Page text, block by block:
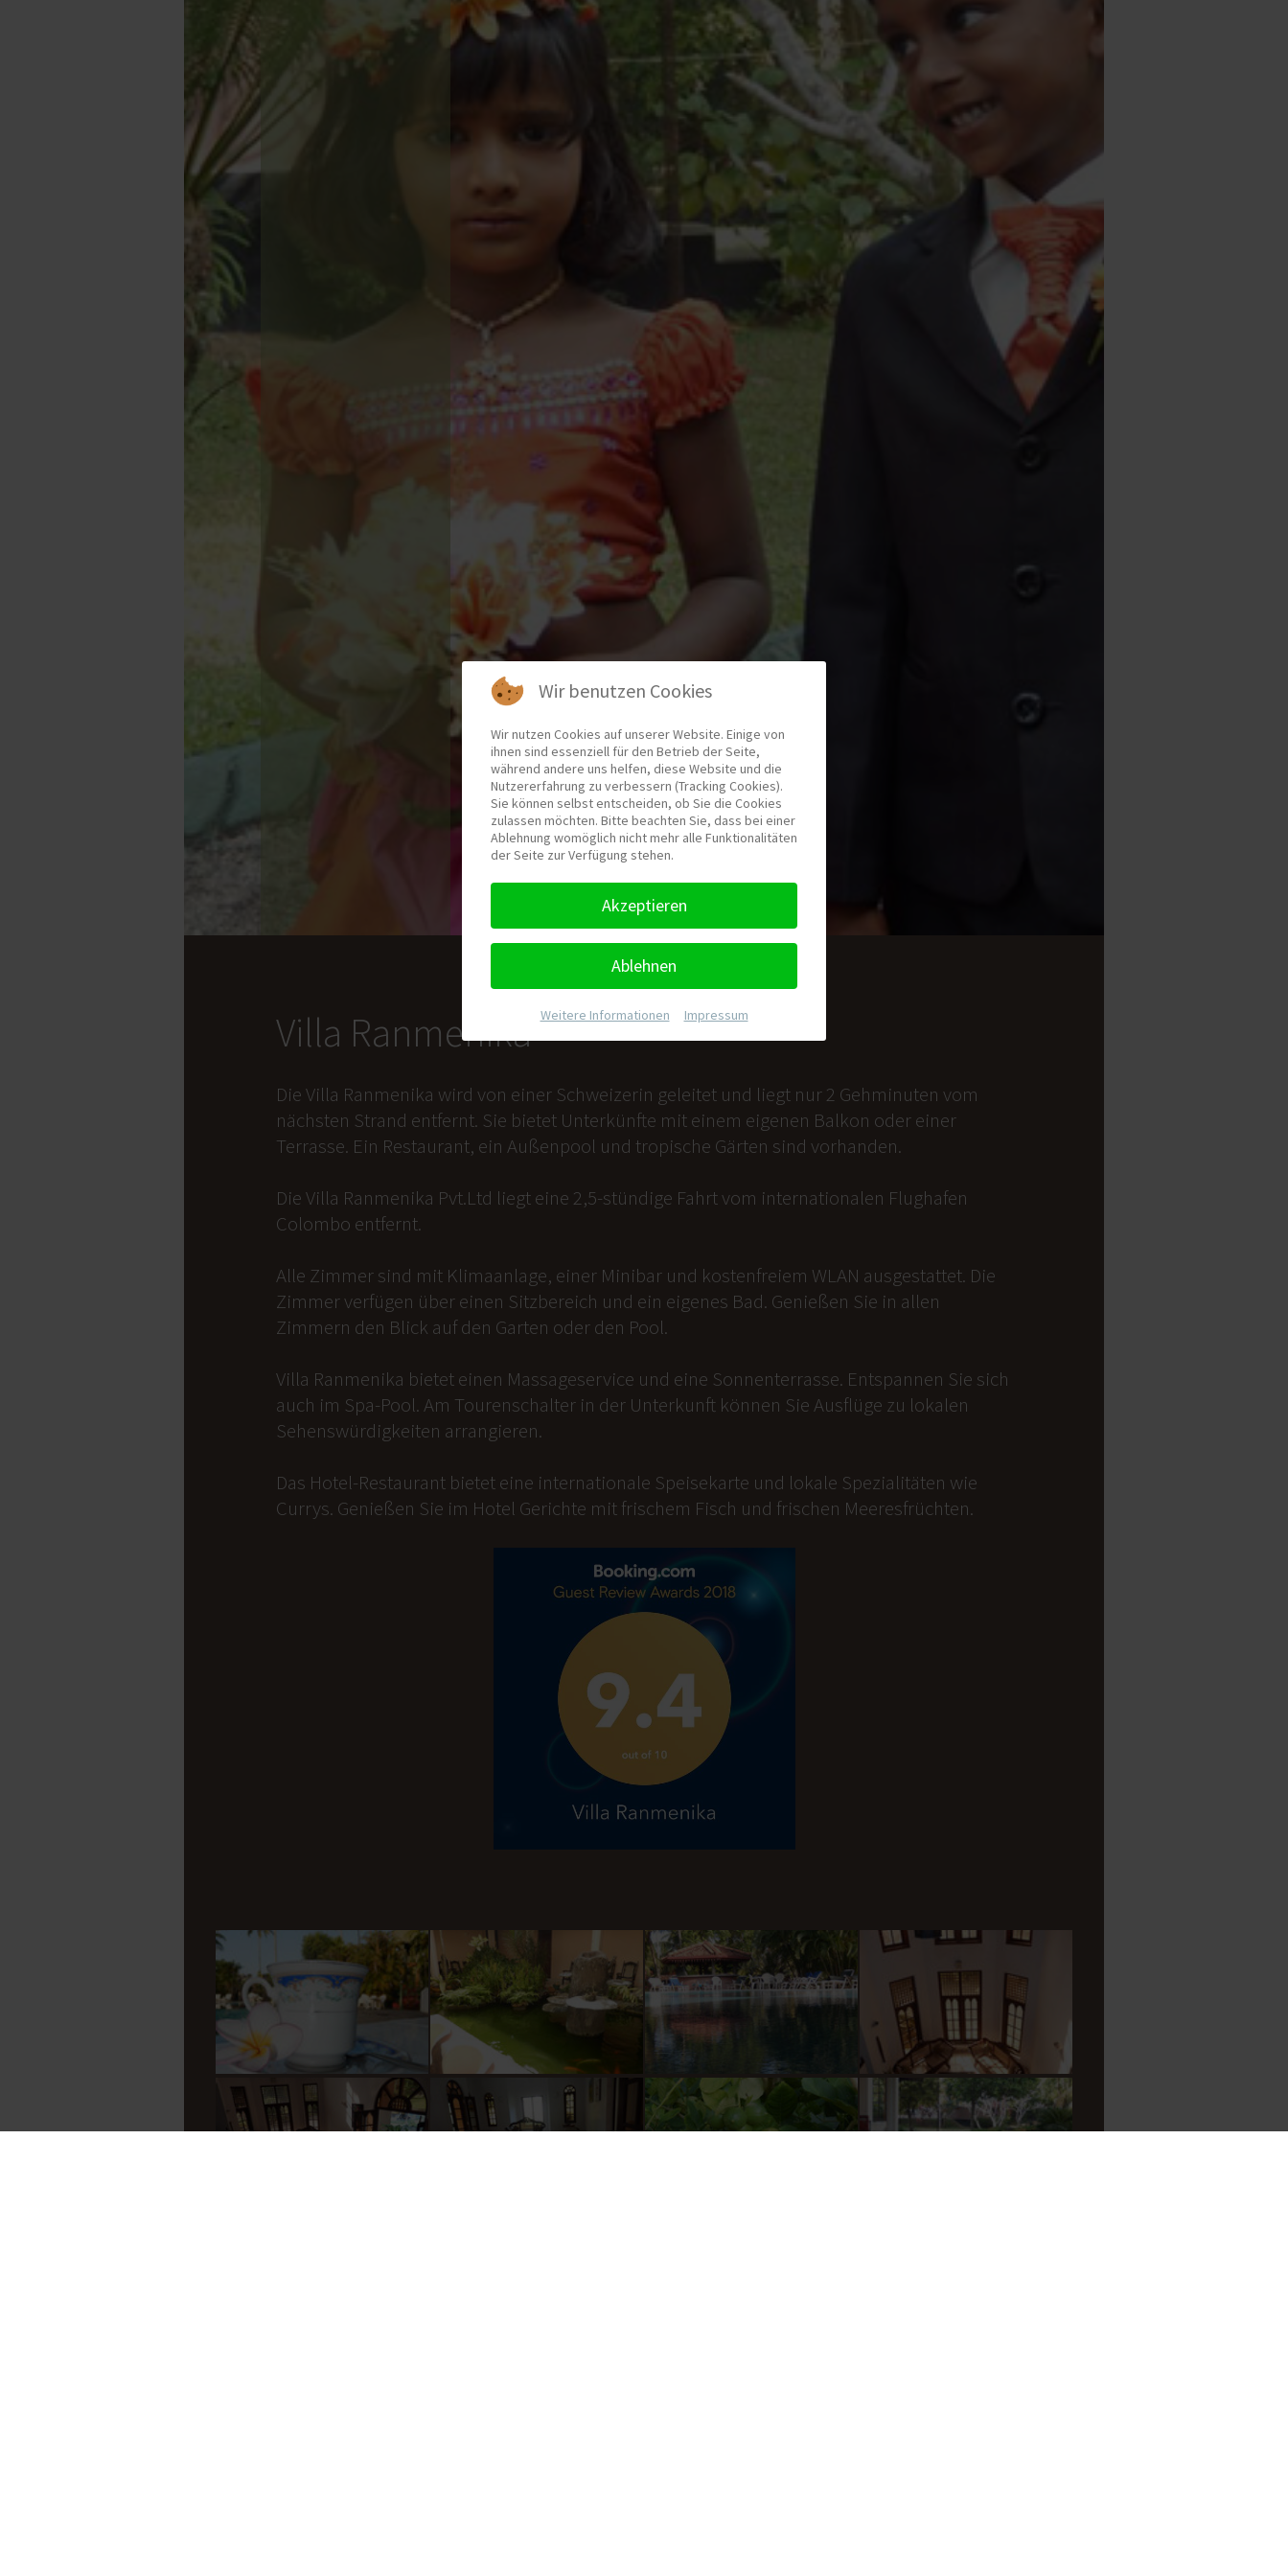
Villa Ranmenika
Die Villa Ranmenika wird von einer Schweizerin geleitet und liegt nur 2 Gehminuten vom
nächsten Strand entfernt. Sie bietet Unterkünfte mit einem eigenen Balkon oder einer
Terrasse. Ein Restaurant, ein Außenpool und tropische Gärten sind vorhanden.
Die Villa Ranmenika Pvt.Ltd liegt eine 2,5-stündige Fahrt vom internationalen Flughafen
Colombo entfernt.
Alle Zimmer sind mit Klimaanlage, einer Minibar und kostenfreiem WLAN ausgestattet. Die
Zimmer verfügen über einen Sitzbereich und ein eigenes Bad. Genießen Sie in allen
Zimmern den Blick auf den Garten oder den Pool.
Villa Ranmenika bietet einen Massageservice und eine Sonnenterrasse. Entspannen Sie sich
auch im Spa-Pool. Am Tourenschalter in der Unterkunft können Sie Ausflüge zu lokalen
Sehenswürdigkeiten arrangieren.
Das Hotel-Restaurant bietet eine internationale Speisekarte und lokale Spezialitäten wie
Currys. Genießen Sie im Hotel Gerichte mit frischem Fisch und frischen Meeresfrüchten.
Wir benutzen Cookies
Wir nutzen Cookies auf unserer Website. Einige von
ihnen sind essenziell für den Betrieb der Seite,
während andere uns helfen, diese Website und die
Nutzererfahrung zu verbessern (Tracking Cookies).
Sie können selbst entscheiden, ob Sie die Cookies
zulassen möchten. Bitte beachten Sie, dass bei einer
Ablehnung womöglich nicht mehr alle Funktionalitäten
der Seite zur Verfügung stehen.
Akzeptieren
Ablehnen
Weitere Informationen Impressum